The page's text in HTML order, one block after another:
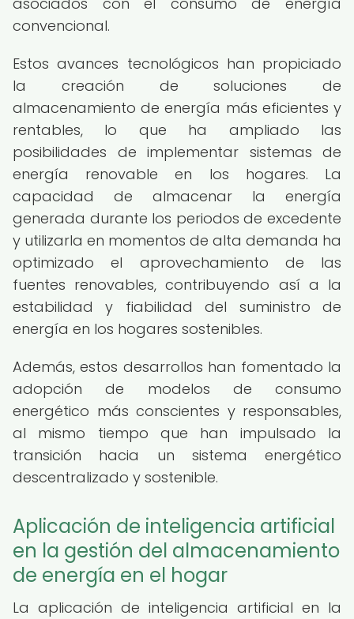
convencional.
Estos avances tecnológicos han propiciado
la creación de soluciones de
almacenamiento de energía más eficientes y
rentables, lo que ha ampliado las
posibilidades de implementar sistemas de
energía renovable en los hogares. La
capacidad de almacenar la energía
generada durante los periodos de excedente
y utilizarla en momentos de alta demanda ha
optimizado el aprovechamiento de las
fuentes renovables, contribuyendo así a la
estabilidad y fiabilidad del suministro de
energía en los hogares sostenibles.
Además, estos desarrollos han fomentado la
adopción de modelos de consumo
energético más conscientes y responsables,
al mismo tiempo que han impulsado la
transición hacia un sistema energético
descentralizado y sostenible.
Aplicación de inteligencia artificial
en la gestión del almacenamiento
de energía en el hogar
La aplicación de inteligencia artificial en la